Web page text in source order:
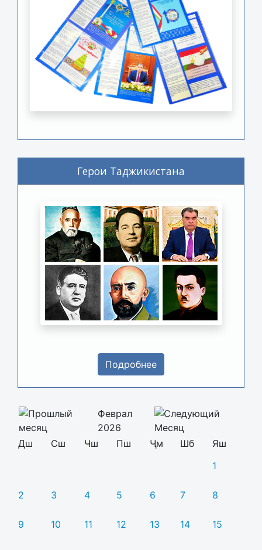
Герои Таджикистана
Подробнее
Феврал
2026
Дш
Сш Чш Пш Ҷм Шб
Яш
1
2 3 4 5 6 7 8
9 10 11 12 13 14 15